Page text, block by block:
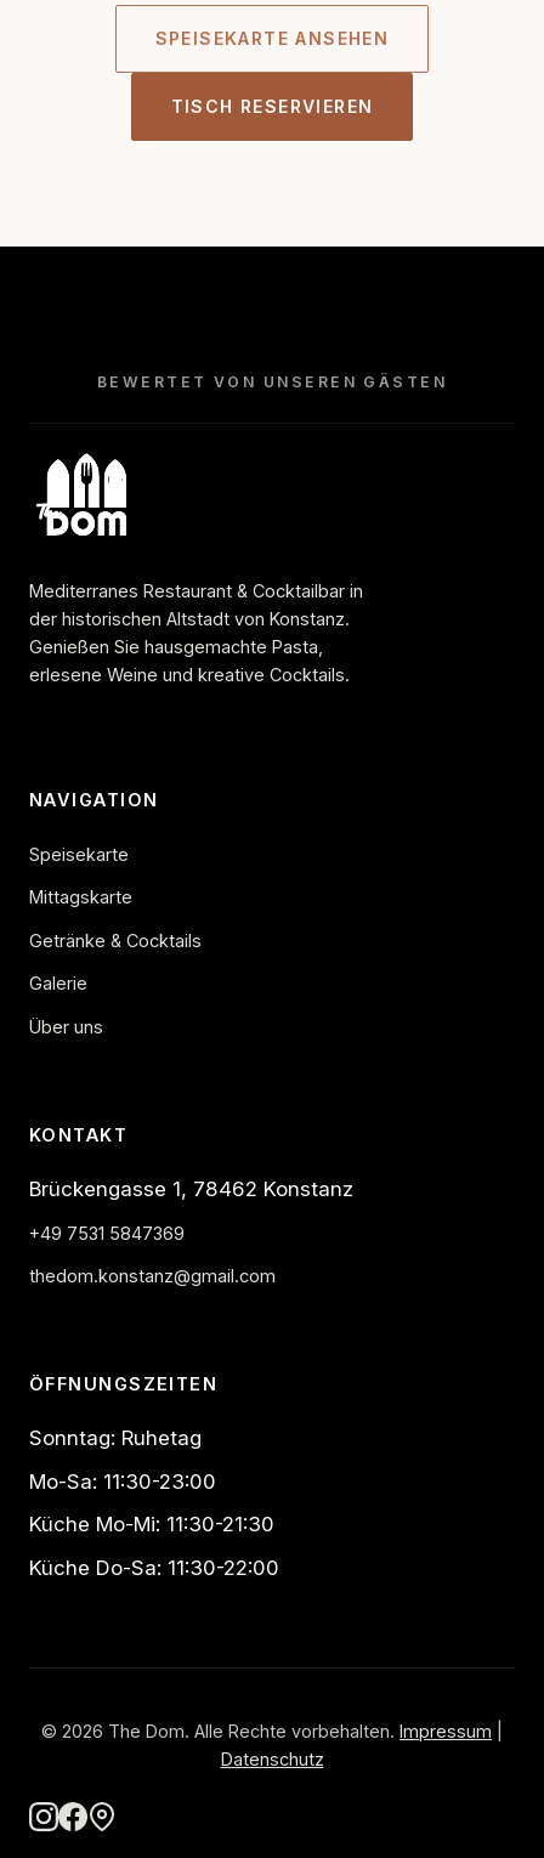
SPEISEKARTE ANSEHEN
TISCH RESERVIEREN
BEWERTET VON UNSEREN GÄSTEN
Mediterranes Restaurant & Cocktailbar in
der historischen Altstadt von Konstanz.
Genießen Sie hausgemachte Pasta,
erlesene Weine und kreative Cocktails.
NAVIGATION
Speisekarte
Mittagskarte
Getränke & Cocktails
Galerie
Über uns
KONTAKT
Brückengasse 1, 78462 Konstanz
+49 7531 5847369
thedom.konstanz@gmail.com
ÖFFNUNGSZEITEN
Sonntag: Ruhetag
Mo-Sa: 11:30-23:00
Küche Mo-Mi: 11:30-21:30
Küche Do-Sa: 11:30-22:00
© 2026 The Dom. Alle Rechte vorbehalten. Impressum
Datenschutz